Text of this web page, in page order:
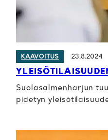
KAAVOITUS 23.8.2024
Suolasalmenharjun
pidetyn